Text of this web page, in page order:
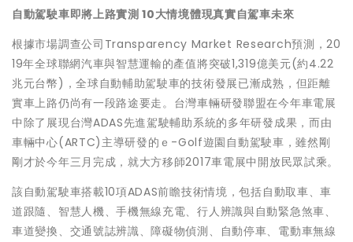
自動駕駛車即將上路實測 10大情境體現真實自駕車未來
根據市場調查公司Transparency Market Research預測，20
19年全球聯網汽車與智慧運輸的產值將突破1,319億美元(約4.22
兆元台幣)，全球自動輔助駕駛車的技術發展已漸成熟，但距離
實車上路仍尚有一段路途要走。台灣車輛研發聯盟在今年車電展
中除了展現台灣ADAS先進駕駛輔助系統的多年研發成果，而由
車輛中心(ARTC)主導研發的ｅ-Golf遊園自動駕駛車，雖然剛
剛才於今年三月完成，就大方移師2017車電展中開放民眾試乘。
該自動駕駛車搭載10項ADAS前瞻技術情境，包括自動取車、車
道跟隨、智慧人機、手機無線充電、行人辨識與自動緊急煞車、
車道變換、交通號誌辨識、障礙物偵測、自動停車、電動車無線